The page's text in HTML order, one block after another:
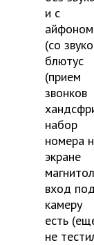
и с
айфоном
(со
блютус
(прием
звонков
набор
номера
экране
вход
камеру
есть
не